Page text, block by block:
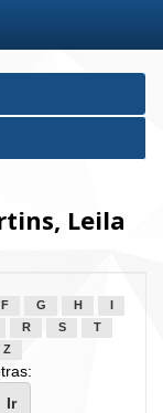
Leila
F G H
R S
T
Z